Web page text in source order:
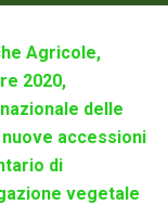
Agricole,
2020,
delle
accessioni
di
vegetale